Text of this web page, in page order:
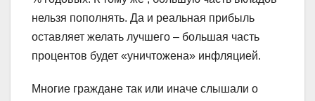
нельзя пополнять. Да и реальная прибыль
оставляет желать лучшего – большая часть
процентов будет «уничтожена» инфляцией.
Многие граждане так или иначе слышали о